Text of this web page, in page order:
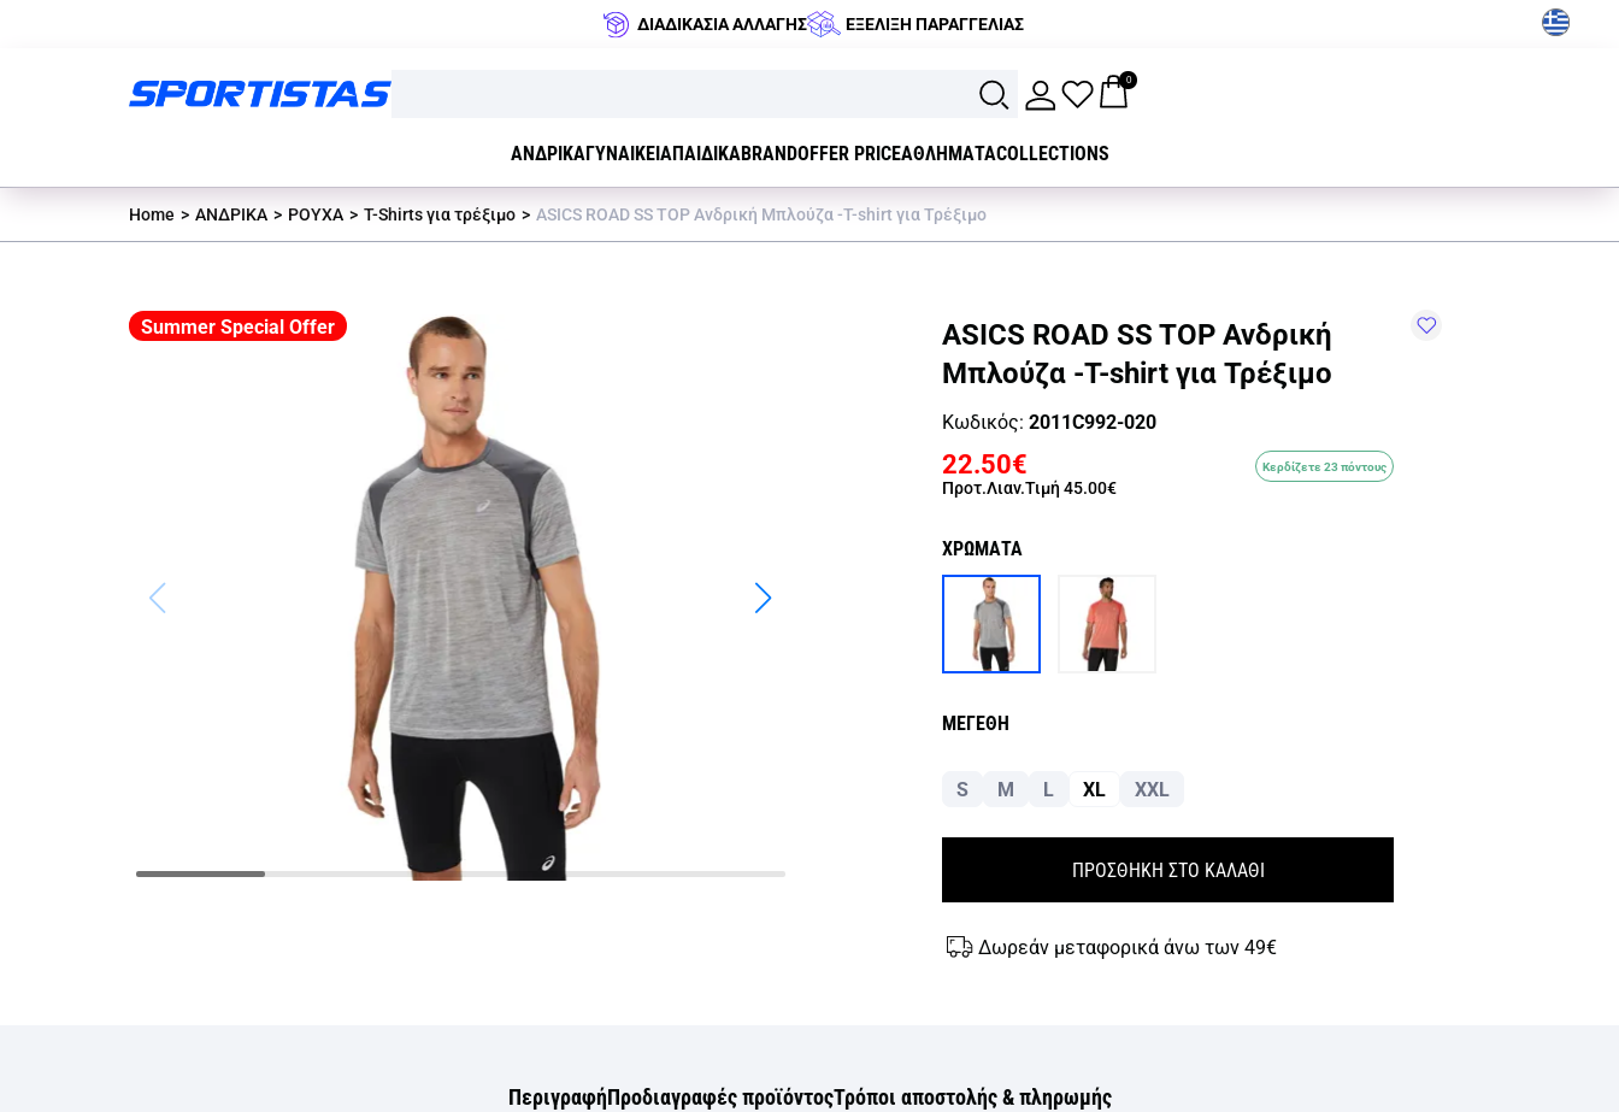
ΔΙΑΔΙΚΑΣΙΑ ΑΛΛΑΓΗΣ ΕΞΕΛΙΞΗ ΠΑΡΑΓΓΕΛΙΑΣ
0
ΑΝΔΡΙΚΑΓΥΝΑΙΚΕΙΑΠΑΙΔΙΚΑBRANDOFFER PRICEΑΘΛΗΜΑΤΑCOLLECTIONS
Home ΑΝΔΡΙΚΑ ΡΟΥΧΑ T-Shirts για τρέξιμο ASICS ROAD SS TOP Ανδρική Μπλούζα -T-shirt για Τρέξιμο
Summer Special Offer
ASICS ROAD SS TOP Ανδρική
Μπλούζα -T-shirt για Τρέξιμο
Κωδικός: 2011C992-020
22.50€
Προτ.Λιαν.Τιμή 45.00€
Κερδίζετε 23 πόντους
ΧΡΩΜΑΤΑ
ΜΕΓΕΘΗ
S M L XL XXL
ΠΡΟΣΘΗΚΗ ΣΤΟ ΚΑΛΑΘΙ
Δωρεάν μεταφορικά άνω των 49€
ΠεριγραφήΠροδιαγραφές προϊόντοςΤρόποι αποστολής & πληρωμής